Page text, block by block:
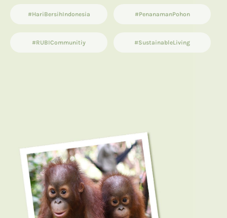
#HariBersihIndonesia #PenanamanPohon
#RUBICommunitiy #SustainableLiving